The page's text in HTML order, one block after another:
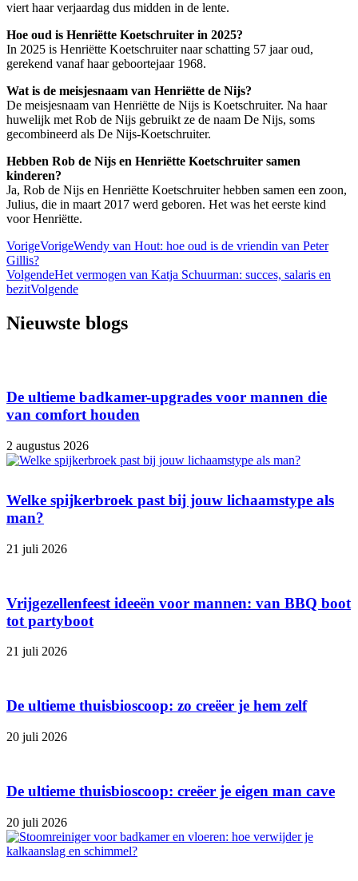
viert haar verjaardag dus midden in de lente.
Hoe oud is Henriëtte Koetschruiter in 2025?
In 2025 is Henriëtte Koetschruiter naar schatting 57 jaar oud,
gerekend vanaf haar geboortejaar 1968.
Wat is de meisjesnaam van Henriëtte de Nijs?
De meisjesnaam van Henriëtte de Nijs is Koetschruiter. Na haar
huwelijk met Rob de Nijs gebruikt ze de naam De Nijs, soms
gecombineerd als De Nijs-Koetschruiter.
Hebben Rob de Nijs en Henriëtte Koetschruiter samen
kinderen?
Ja, Rob de Nijs en Henriëtte Koetschruiter hebben samen een zoon,
Julius, die in maart 2017 werd geboren. Het was het eerste kind
voor Henriëtte.
VorigeVorigeWendy van Hout: hoe oud is de vriendin van Peter
Gillis?
VolgendeHet vermogen van Katja Schuurman: succes, salaris en
bezitVolgende
Nieuwste blogs
De ultieme badkamer-upgrades voor mannen die
van comfort houden
2 augustus 2026
Welke spijkerbroek past bij jouw lichaamstype als
man?
21 juli 2026
Vrijgezellenfeest ideeën voor mannen: van BBQ boot
tot partyboot
21 juli 2026
De ultieme thuisbioscoop: zo creëer je hem zelf
20 juli 2026
De ultieme thuisbioscoop: creëer je eigen man cave
20 juli 2026